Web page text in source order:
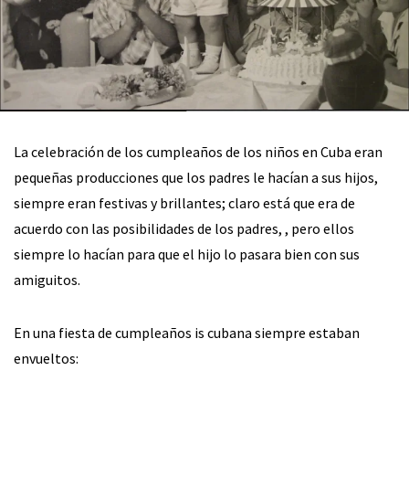
La celebración de los cumpleaños de los niños en Cuba eran
pequeñas producciones que los padres le hacían a sus hijos,
siempre eran festivas y brillantes; claro está que era de
acuerdo con las posibilidades de los padres, , pero ellos
siempre lo hacían para que el hijo lo pasara bien con sus
amiguitos.
En una fiesta de cumpleaños is cubana siempre estaban
envueltos: